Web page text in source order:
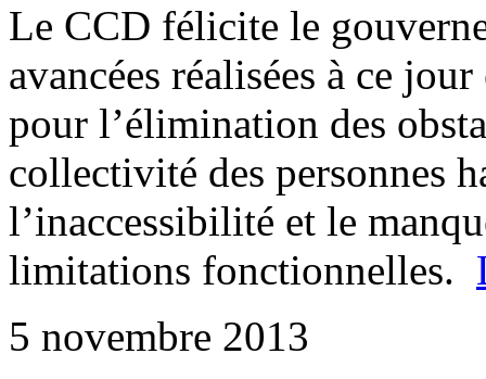
Le CCD félicite le
avancées réalisées à ce
pour l’élimination des
collectivité des personnes
l’inaccessibilité et le
limitations fonctionnelles.
5 novembre 2013